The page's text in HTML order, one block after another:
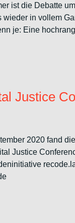
ist die Debatte
wieder in vollem
je: Eine
Justice
2020 fand
Justice